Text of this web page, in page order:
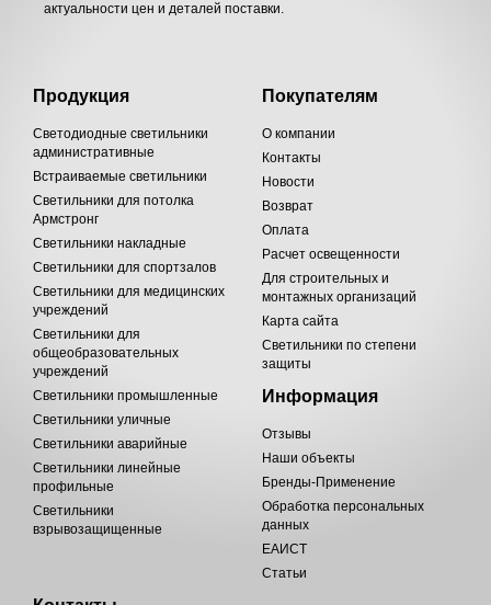
актуальности цен и деталей поставки.
Продукция
Светодиодные светильники
административные
Встраиваемые светильники
Светильники для потолка
Армстронг
Светильники накладные
Светильники для спортзалов
Светильники для медицинских
учреждений
Светильники для
общеобразовательных
учреждений
Светильники промышленные
Светильники уличные
Светильники аварийные
Светильники линейные
профильные
Светильники
взрывозащищенные
Покупателям
О компании
Контакты
Новости
Возврат
Оплата
Расчет освещенности
Для строительных и
монтажных организаций
Карта сайта
Светильники по степени
защиты
Информация
Отзывы
Наши объекты
Бренды-Применение
Обработка персональных
данных
ЕАИСТ
Статьи